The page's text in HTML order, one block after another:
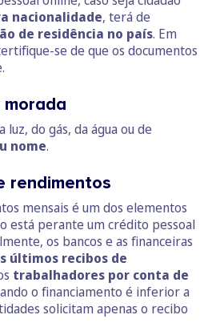
nacionalidade, terá de
de residência no país. Em
se de que os documentos
luz, do gás, da água ou de
nome.
rendimentos
mensais é um dos elementos
está perante um crédito pessoal
os bancos e as financeiras
últimos recibos de
trabalhadores por conta de
o financiamento é inferior a
solicitam apenas o recibo